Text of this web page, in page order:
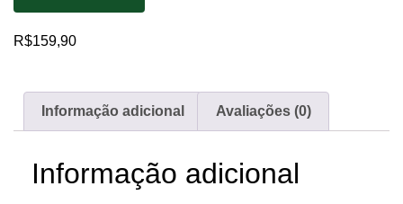
R$159,90
Informação adicional Avaliações (0)
Informação adicional